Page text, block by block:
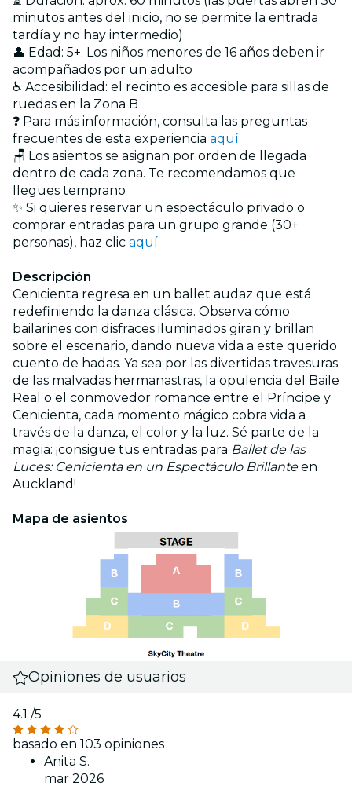
minutos antes del inicio, no se permite la entrada
tardía y no hay intermedio)
👤 Edad: 5+. Los niños menores de 16 años deben ir
acompañados por un adulto
♿ Accesibilidad: el recinto es accesible para sillas de
ruedas en la Zona B
❓ Para más información, consulta las preguntas
frecuentes de esta experiencia aquí
🪑 Los asientos se asignan por orden de llegada
dentro de cada zona. Te recomendamos que
llegues temprano
✨ Si quieres reservar un espectáculo privado o
comprar entradas para un grupo grande (30+
personas), haz clic aquí
Descripción
Cenicienta regresa en un ballet audaz que está
redefiniendo la danza clásica. Observa cómo
bailarines con disfraces iluminados giran y brillan
sobre el escenario, dando nueva vida a este querido
cuento de hadas. Ya sea por las divertidas travesuras
de las malvadas hermanastras, la opulencia del Baile
Real o el conmovedor romance entre el Príncipe y
Cenicienta, cada momento mágico cobra vida a
través de la danza, el color y la luz. Sé parte de la
magia: ¡consigue tus entradas para Ballet de las
Luces: Cenicienta en un Espectáculo Brillanteen
Auckland!
Mapa de asientos
Opiniones de usuarios
4.1 /5
basado en 103 opiniones
Anita S.
mar 2026